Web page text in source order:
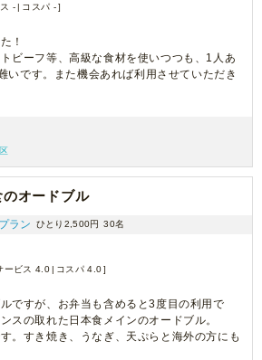
- コスパ -
！
ビーフ等、高級な食材を使いつつも、1人あ
いです。また機会あれば利用させていただき
オードブル
ラン ひとり2,500円 30名
ービス 4.0 コスパ 4.0
ですが、お弁当も含めると3度目の利用で
スの取れた日本食メインのオードブル。
。すき焼き、うなぎ、天ぷらと海外の方にも